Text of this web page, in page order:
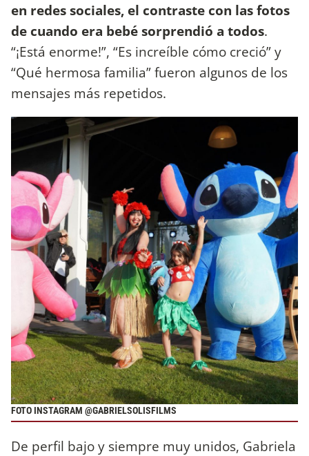
en redes sociales, el contraste con las fotos
de cuando era bebé sorprendió a todos.
“¡Está enorme!”, “Es increíble cómo creció” y
“Qué hermosa familia” fueron algunos de los
mensajes más repetidos.
FOTO INSTAGRAM @GABRIELSOLISFILMS
De perfil bajo y siempre muy unidos, Gabriela